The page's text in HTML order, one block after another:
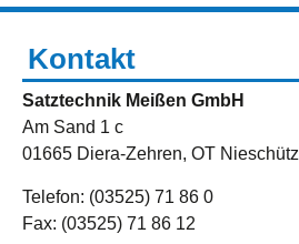
Kontakt
Satztechnik Meißen GmbH
Am Sand 1 c
01665 Diera-Zehren, OT Nieschütz
Telefon: (03525) 71 86 0
Fax: (03525) 71 86 12